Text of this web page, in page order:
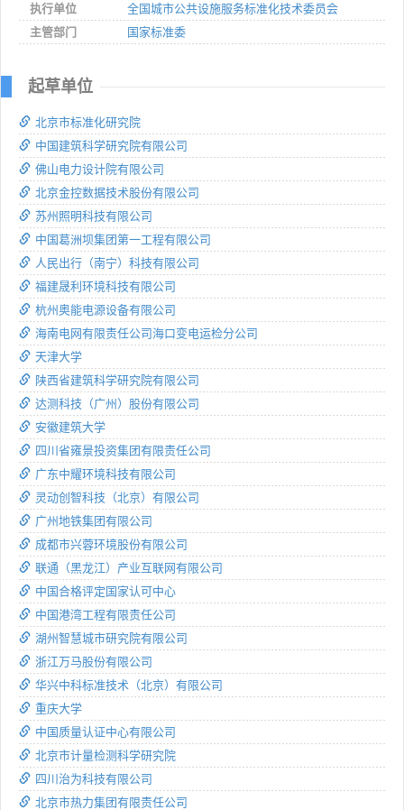
执行单位
全国城市公共设施服务标准化技术委员会
主管部门
国家标准委
起草单位
北京市标准化研究院
中国建筑科学研究院有限公司
佛山电力设计院有限公司
北京金控数据技术股份有限公司
苏州照明科技有限公司
中国葛洲坝集团第一工程有限公司
人民出行（南宁）科技有限公司
福建晟利环境科技有限公司
杭州奥能电源设备有限公司
海南电网有限责任公司海口变电运检分公司
天津大学
陕西省建筑科学研究院有限公司
达测科技（广州）股份有限公司
安徽建筑大学
四川省雍景投资集团有限责任公司
广东中耀环境科技有限公司
灵动创智科技（北京）有限公司
广州地铁集团有限公司
成都市兴蓉环境股份有限公司
联通（黑龙江）产业互联网有限公司
中国合格评定国家认可中心
中国港湾工程有限责任公司
湖州智慧城市研究院有限公司
浙江万马股份有限公司
华兴中科标准技术（北京）有限公司
重庆大学
中国质量认证中心有限公司
北京市计量检测科学研究院
四川治为科技有限公司
北京市热力集团有限责任公司